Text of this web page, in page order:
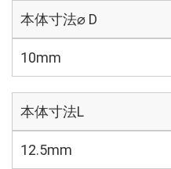
本体寸法⌀ D
10mm
本体寸法L
12.5mm